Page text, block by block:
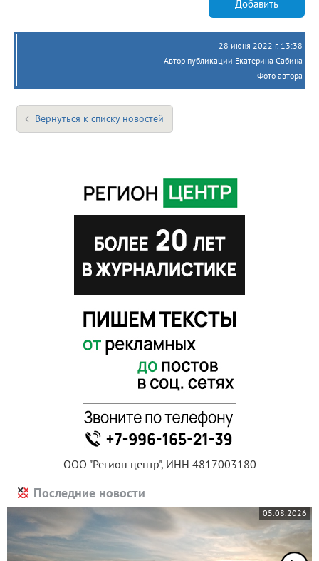
Добавить
28 июня 2022 г. 13:38
Автор публикации Екатерина Сабина
Фото автора
Вернуться к списку новостей
ООО "Регион центр", ИНН 4817003180
Последние новости
05.08.2026